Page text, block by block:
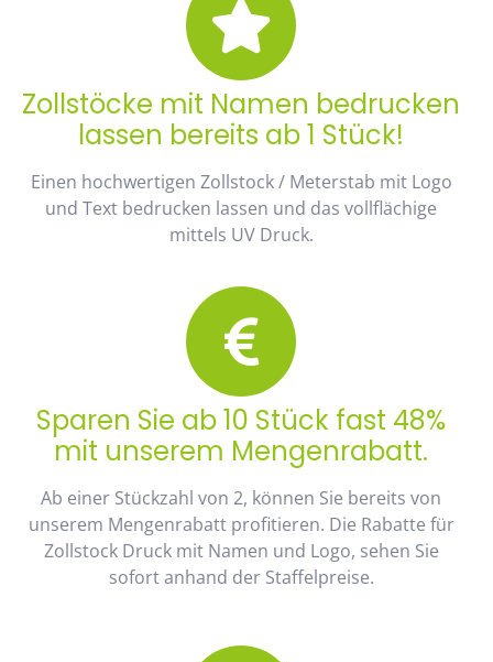
Zollstöcke mit Namen bedrucken
lassen bereits ab 1 Stück!
Einen hochwertigen Zollstock / Meterstab mit Logo
und Text bedrucken lassen und das vollflächige
mittels UV Druck.
Sparen Sie ab 10 Stück fast 48%
mit unserem Mengenrabatt.
Ab einer Stückzahl von 2, können Sie bereits von
unserem Mengenrabatt profitieren. Die Rabatte für
Zollstock Druck mit Namen und Logo, sehen Sie
sofort anhand der Staffelpreise.